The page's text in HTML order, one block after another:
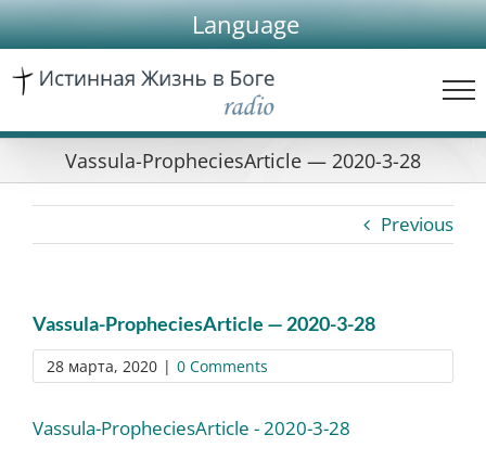
Skip
to
content
Language
Vassula-PropheciesArticle — 2020-3-28
Previous
Vassula-PropheciesArticle — 2020-3-28
28 марта, 2020 | 0 Comments
Vassula-PropheciesArticle - 2020-3-28